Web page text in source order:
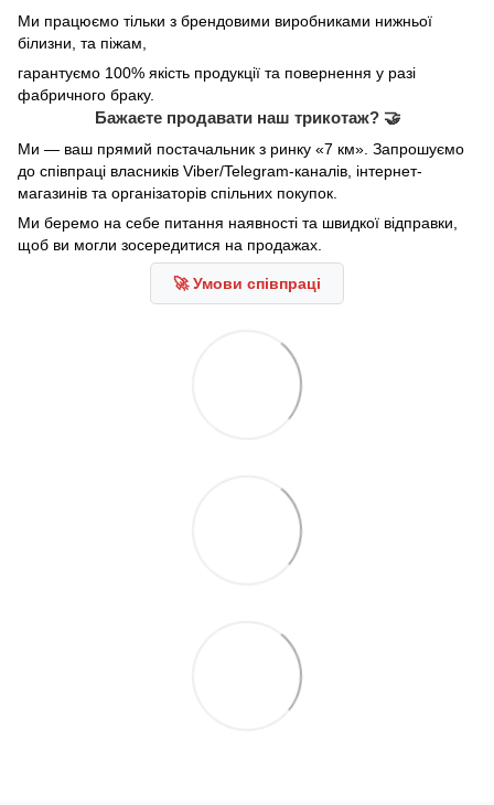
Ми працюємо тільки з брендовими виробниками нижньої
білизни, та піжам,
гарантуємо 100% якість продукції та повернення у разі
фабричного браку.
Бажаєте продавати наш трикотаж? 🤝
Ми — ваш прямий постачальник з ринку «7 км». Запрошуємо
до співпраці власників Viber/Telegram-каналів, інтернет-
магазинів та організаторів спільних покупок.
Ми беремо на себе питання наявності та швидкої відправки,
щоб ви могли зосередитися на продажах.
🚀 Умови співпраці